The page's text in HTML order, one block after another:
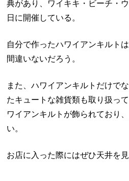
典があり、ワイキキ・ビーチ・
日に開催している。
自分で作ったハワイアンキルト
間違いないだろう。
また、ハワイアンキルトだけで
たキュートな雑貨類も取り扱っ
ワイアンキルトが飾られており
い。
お店に入った際にはぜひ天井を